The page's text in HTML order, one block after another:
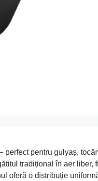
pentru gulyaș,
tradițional în aer
oferă o distribuție